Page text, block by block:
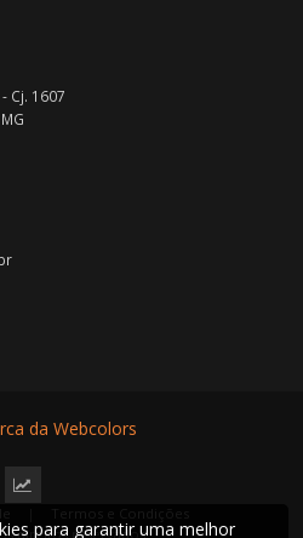
Cj. 1607
direitos reservados.
para garantir uma melhor